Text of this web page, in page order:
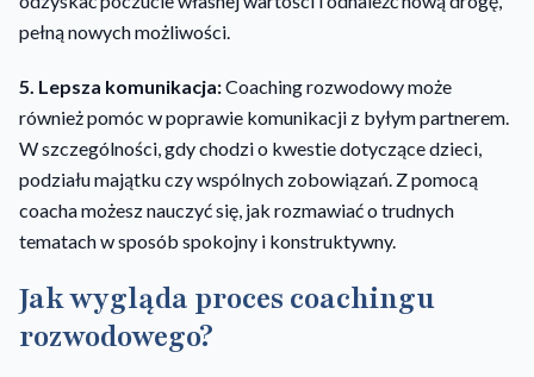
pełną nowych możliwości.
5. Lepsza komunikacja:Coaching rozwodowy może
również pomóc w poprawie komunikacji z byłym partnerem.
W szczególności, gdy chodzi o kwestie dotyczące dzieci,
podziału majątku czy wspólnych zobowiązań. Z pomocą
coacha możesz nauczyć się, jak rozmawiać o trudnych
tematach w sposób spokojny i konstruktywny.
Jak wygląda proces coachingu
rozwodowego?